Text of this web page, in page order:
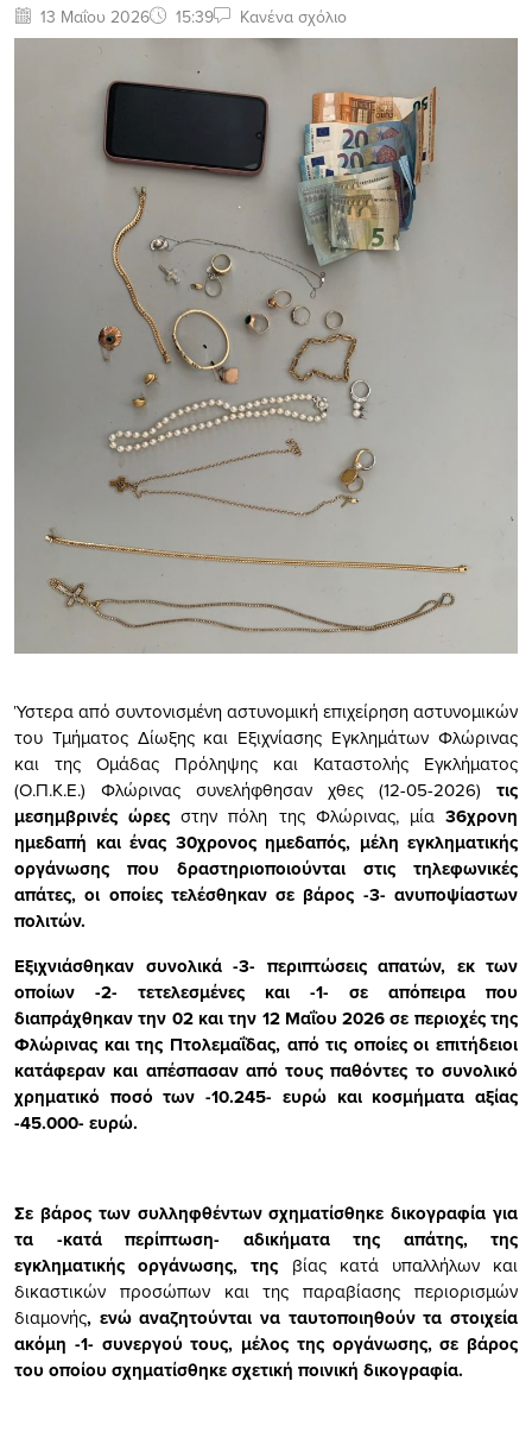
13 Μαΐου 2026 15:39 Κανένα σχόλιο
Ύστερα από συντονισμένη αστυνομική επιχείρηση αστυνομικών
του Τμήματος Δίωξης και Εξιχνίασης Εγκλημάτων Φλώρινας
και της Ομάδας Πρόληψης και Καταστολής Εγκλήματος
(Ο.Π.Κ.Ε.) Φλώρινας συνελήφθησαν χθες (12-05-2026) τις
μεσημβρινές ώρεςστην πόλη της Φλώρινας, μία36χρονη
ημεδαπή και ένας 30χρονος ημεδαπός, μέλη εγκληματικής
οργάνωσης που δραστηριοποιούνται στις τηλεφωνικές
απάτες, οι οποίες τελέσθηκαν σε βάρος -3- ανυποψίαστων
πολιτών.
Εξιχνιάσθηκαν συνολικά -3- περιπτώσεις απατών, εκ των
οποίων -2- τετελεσμένες και -1- σε απόπειρα που
διαπράχθηκαν την 02 και την 12 Μαΐου 2026 σε περιοχές της
Φλώρινας και της Πτολεμαΐδας, από τις οποίες οι επιτήδειοι
κατάφεραν και απέσπασαν από τους παθόντες το συνολικό
χρηματικό ποσό των -10.245- ευρώ και κοσμήματα αξίας
-45.000- ευρώ.
Σε βάρος των συλληφθέντων σχηματίσθηκε δικογραφία για
τα -κατά περίπτωση- αδικήματα της απάτης, της
εγκληματικής οργάνωσης, της βίας κατά υπαλλήλων και
δικαστικών προσώπων και της παραβίασης περιορισμών
διαμονής, ενώ αναζητούνται να ταυτοποιηθούν τα στοιχεία
ακόμη -1- συνεργού τους, μέλος της οργάνωσης, σε βάρος
του οποίου σχηματίσθηκε σχετική ποινική δικογραφία.